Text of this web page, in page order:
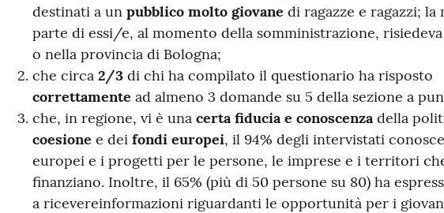
destinati a un pubblico molto giovane di ragazze e ragazzi; la
parte di essi/e, al momento della somministrazione,
o nella provincia di Bologna;
che circa 2/3di chi ha compilato il questionario ha risposto
correttamente ad almeno 3 domande su 5 della sezione a
che, in regione, vi è una certa fiducia e conoscenzadella
coesione e dei fondi europei, il 94% degli intervistati
europei e i progetti per le persone, le imprese e i territori
finanziano. Inoltre, il 65% (più di 50 persone su 80) ha
a ricevereinformazioni riguardanti le opportunità per i